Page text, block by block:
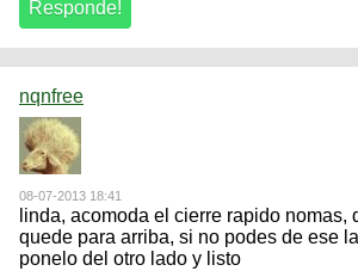
nqnfree
08-07-2013 18:41
linda, acomoda el cierre rapido nomas,
quede para arriba, si no podes de ese
ponelo del otro lado y listo